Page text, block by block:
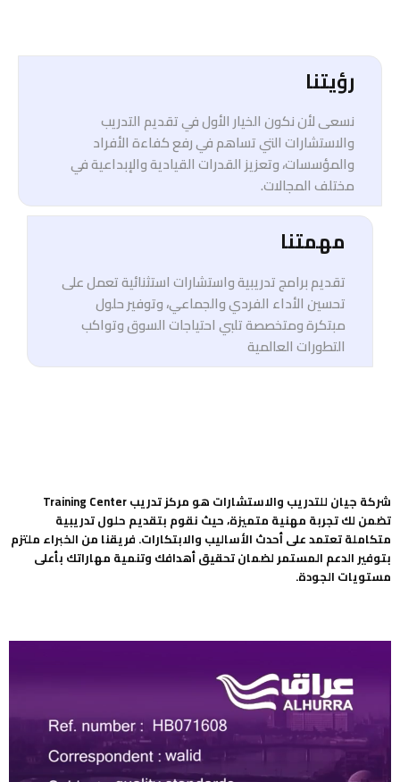
رؤيتنا
نسعى لأن نكون الخيار الأول في تقديم التدريب
والاستشارات التي تساهم في رفع كفاءة الأفراد
والمؤسسات، وتعزيز القدرات القيادية والإبداعية في
مختلف المجالات.
مهمتنا
تقديم برامج تدريبية واستشارات استثنائية تعمل على
تحسين الأداء الفردي والجماعي، وتوفير حلول
مبتكرة ومتخصصة تلبي احتياجات السوق وتواكب
التطورات العالمية
شركة جيان للتدريب والاستشارات هو مركز تدريب Training Center
تضمن لك تجربة مهنية متميزة، حيث نقوم بتقديم حلول تدريبية
متكاملة تعتمد على أحدث الأساليب والابتكارات. فريقنا من الخبراء ملتزم
بتوفير الدعم المستمر لضمان تحقيق أهدافك وتنمية مهاراتك بأعلى
مستويات الجودة.